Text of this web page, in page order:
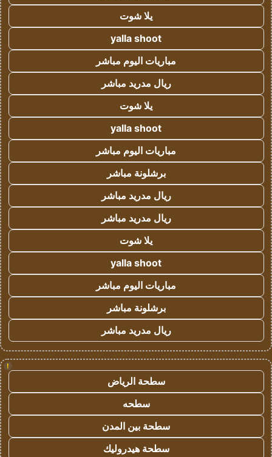
يلا شوت
yalla shoot
مباريات اليوم مباشر
ريال مدريد مباشر
يلا شوت
yalla shoot
مباريات اليوم مباشر
برشلونة مباشر
ريال مدريد مباشر
ريال مدريد مباشر
يلا شوت
yalla shoot
مباريات اليوم مباشر
برشلونة مباشر
ريال مدريد مباشر
!
سطحة الرياض
سطحه
سطحة بين المدن
سطحة هيدروليك